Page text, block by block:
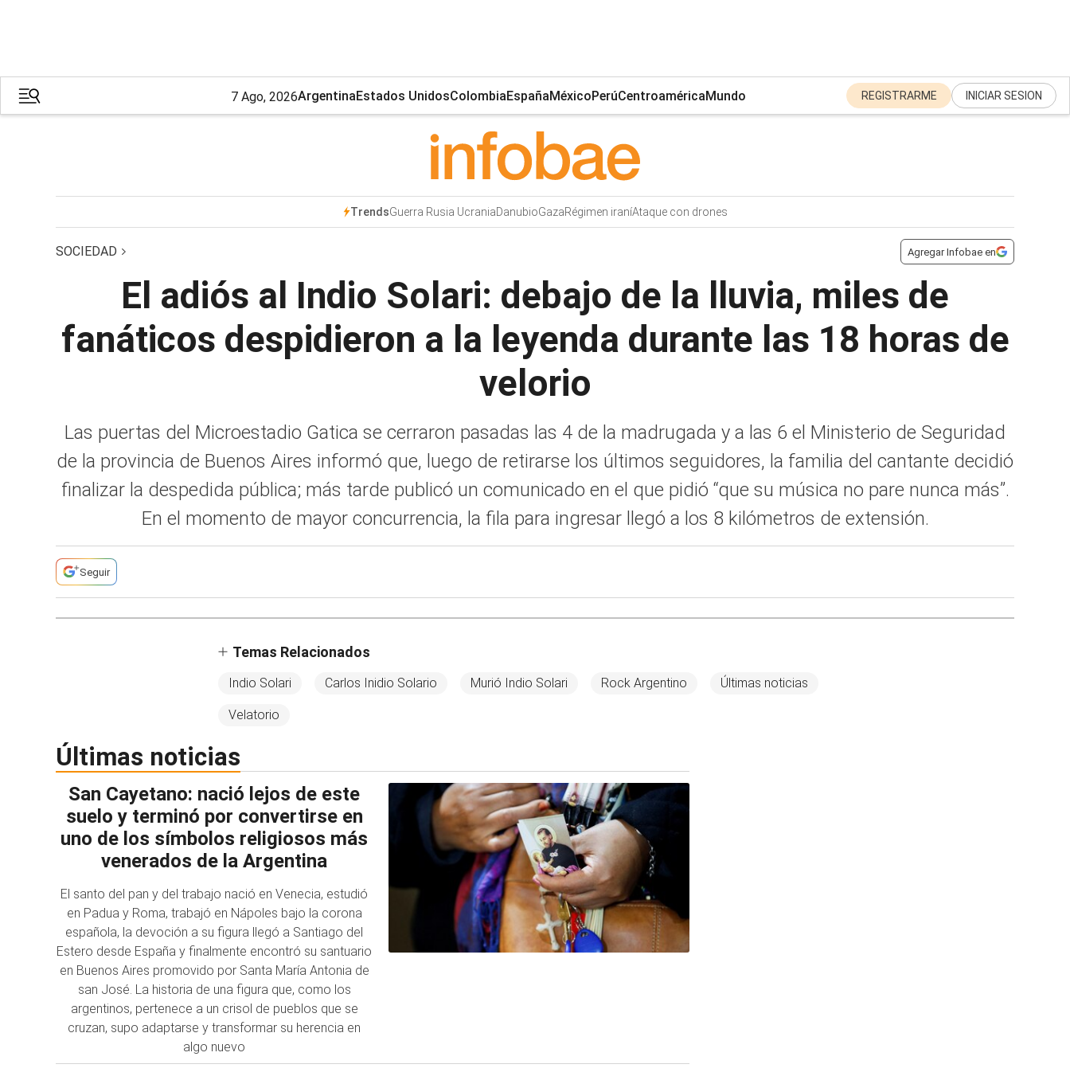
7 Ago, 2026ArgentinaEstados UnidosColombiaEspañaMéxicoPerúCentroaméricaMundo REGISTRARME INICIAR SESION
TrendsGuerra Rusia UcraniaDanubioGazaRégimen iraníAtaque con drones
SOCIEDAD Agregar Infobae en
El adiós al Indio Solari: debajo de la lluvia, miles de
fanáticos despidieron a la leyenda durante las 18 horas de
velorio
Las puertas del Microestadio Gatica se cerraron pasadas las 4 de la madrugada y a las 6 el Ministerio de Seguridad
de la provincia de Buenos Aires informó que, luego de retirarse los últimos seguidores, la familia del cantante decidió
finalizar la despedida pública; más tarde publicó un comunicado en el que pidió “que su música no pare nunca más”.
En el momento de mayor concurrencia, la fila para ingresar llegó a los 8 kilómetros de extensión.
Seguir
Temas Relacionados
Indio Solari Carlos Inidio Solario Murió Indio Solari Rock Argentino Últimas noticias
Velatorio
Últimas noticias
San Cayetano: nació lejos de este
suelo y terminó por convertirse en
uno de los símbolos religiosos más
venerados de la Argentina
El santo del pan y del trabajo nació en Venecia, estudió
en Padua y Roma, trabajó en Nápoles bajo la corona
española, la devoción a su figura llegó a Santiago del
Estero desde España y finalmente encontró su santuario
en Buenos Aires promovido por Santa María Antonia de
san José. La historia de una figura que, como los
argentinos, pertenece a un crisol de pueblos que se
cruzan, supo adaptarse y transformar su herencia en
algo nuevo